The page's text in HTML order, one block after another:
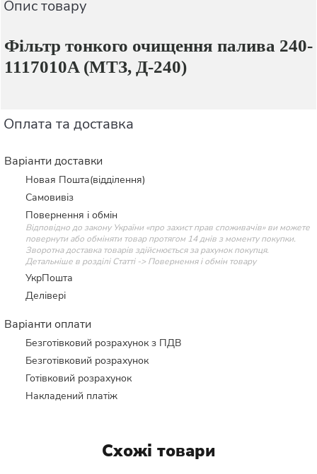
Опис товару
Фільтр тонкого очищення палива 240-
1117010A (МТЗ, Д-240)
Оплата та доставка
Варіанти доставки
Новая Пошта(відділення)
Самовивіз
Повернення і обмін
Відповідно до закону України «про захист прав споживачів» ви можете
повернути або обміняти товар протягом 14 днів з моменту покупки.
Зворотна доставка товарів здійснюється за рахунок покупця.
Детальніше в розділі Статті -> Повернення і обмін товару
УкрПошта
Делівері
Варіанти оплати
Безготівковий розрахунок з ПДВ
Безготівковий розрахунок
Готівковий розрахунок
Накладений платіж
Схожі товари